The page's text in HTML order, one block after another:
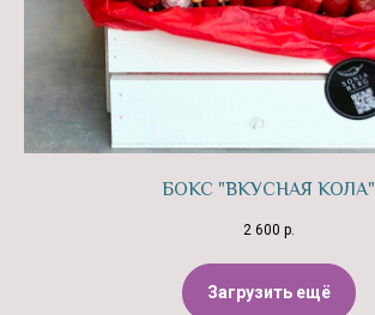
БОКС "ВКУСНАЯ КОЛА"
2 600 р.
Загрузить ещё
подарков от бюжетных вариантов до
премиальных корпоративных подарков
для партнёров по бизнесу и директоров
предприятий
штук со стабильным качеством
каждого экземпляра! При заказе
ГИБКИЙ